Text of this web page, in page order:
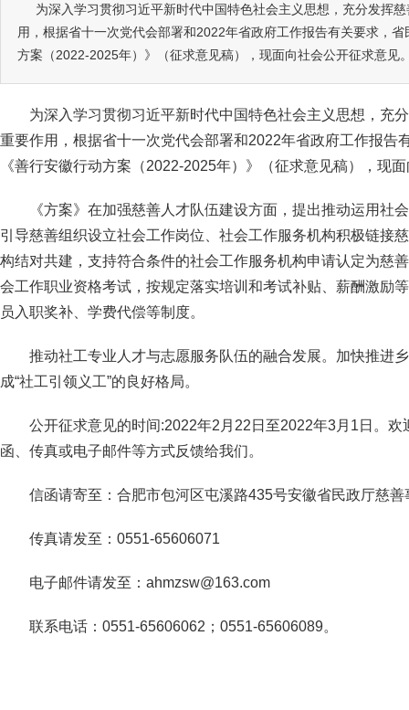
为深入学习贯彻习近平新时代中国特色社会主义思想，充分发挥
用，根据省十一次党代会部署和2022年省政府工作报告有关要求，
方案（2022-2025年）》（征求意见稿），现面向社会公开征求意见
为深入学习贯彻习近平新时代中国特色社会主义思想，充
重要作用，根据省十一次党代会部署和2022年省政府工作报告
《善行安徽行动方案（2022-2025年）》（征求意见稿），现
《方案》在加强慈善人才队伍建设方面，提出推动运用社
引导慈善组织设立社会工作岗位、社会工作服务机构积极链接
构结对共建，支持符合条件的社会工作服务机构申请认定为慈
会工作职业资格考试，按规定落实培训和考试补贴、薪酬激励
员入职奖补、学费代偿等制度。
推动社工专业人才与志愿服务队伍的融合发展。加快推进
成“社工引领义工”的良好格局。
公开征求意见的时间:2022年2月22日至2022年3月1日。
函、传真或电子邮件等方式反馈给我们。
信函请寄至：合肥市包河区屯溪路435号安徽省民政厅慈
传真请发至：0551-65606071
电子邮件请发至：ahmzsw@163.com
联系电话：0551-65606062；0551-65606089。